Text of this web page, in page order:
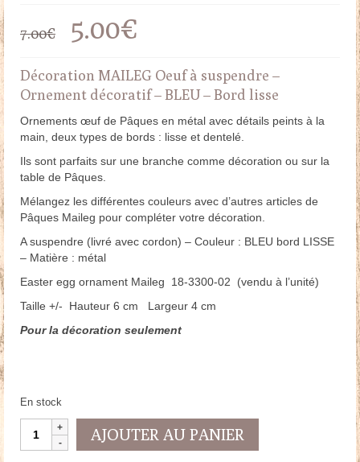
7.00€
Le
prix
initial
était :
7.00€.
5.00€
prix
actuel
est :
5.00€.
Décoration MAILEG Oeuf à suspendre –
Ornement décoratif – BLEU – Bord lisse
Ornements œuf de Pâques en métal avec détails peints à la
main, deux types de bords : lisse et dentelé.
Ils sont parfaits sur une branche comme décoration ou sur la
table de Pâques.
Mélangez les différentes couleurs avec d’autres articles de
Pâques Maileg pour compléter votre décoration.
A suspendre (livré avec cordon) – Couleur : BLEU bord LISSE
– Matière : métal
Easter egg ornament Maileg 18-3300-02 (vendu à l’unité)
Taille +/- Hauteur 6 cm Largeur 4 cm
Pour la décoration seulement
En stock
quantité
AJOUTER AU PANIER